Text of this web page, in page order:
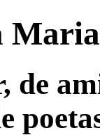
de